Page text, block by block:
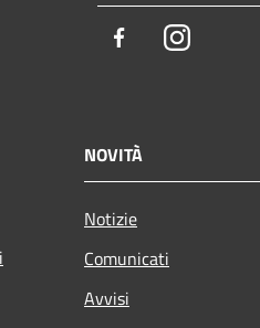
FacebookInstagram
NOVITÀ
Notizie
Comunicati
Avvisi